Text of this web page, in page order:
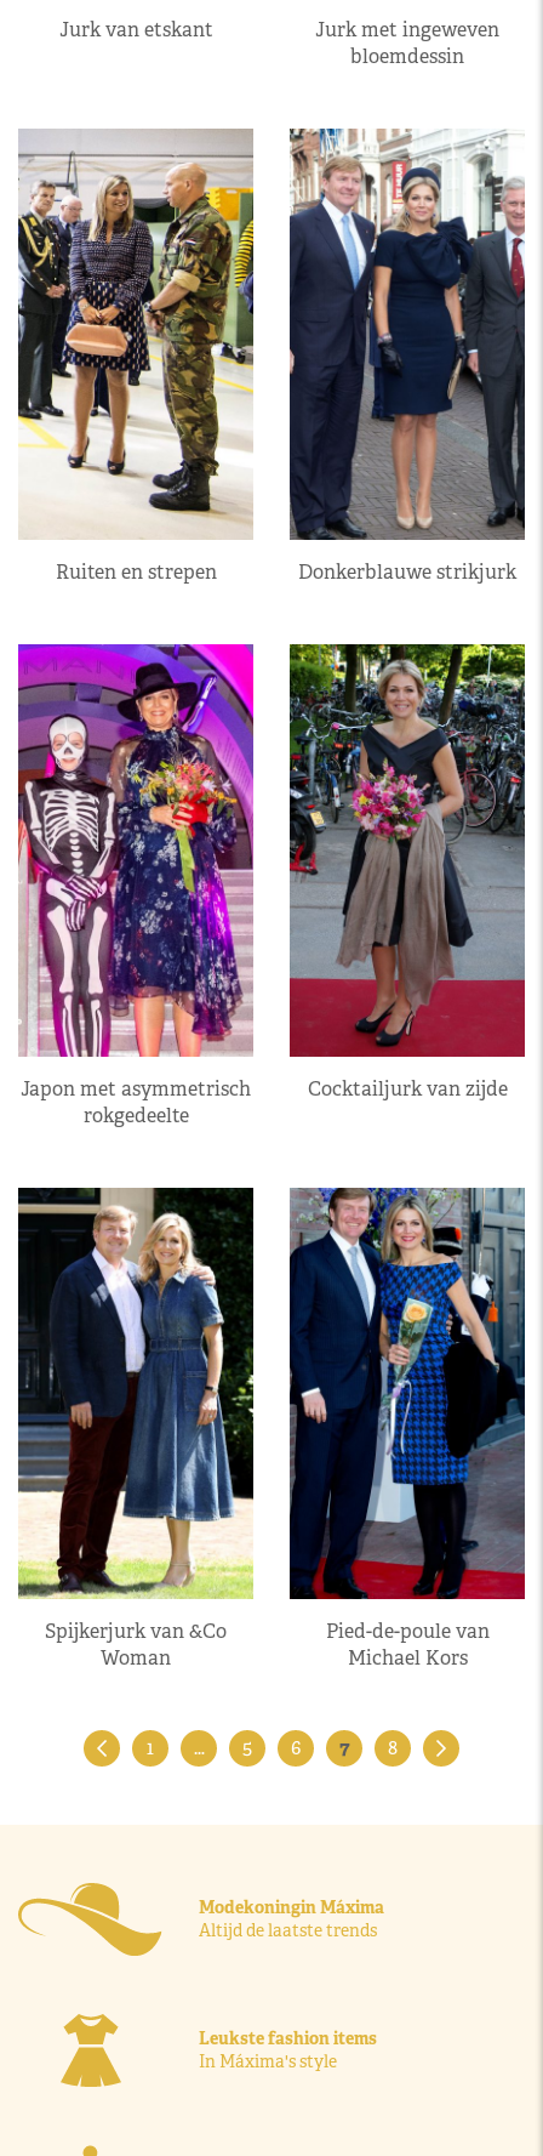
Jurk van etskant
Jurk met ingeweven
bloemdessin
Ruiten en strepen Donkerblauwe strikjurk
Japon met asymmetrisch
rokgedeelte
Cocktailjurk van zijde
Spijkerjurk van &Co
Woman
Pied-de-poule van
Michael Kors
1 … 5 6 7 8
Modekoningin Máxima
Altijd de laatste trends
Leukste fashion items
In Máxima's style